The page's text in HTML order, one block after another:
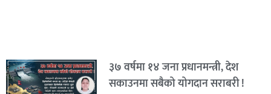
३७ वर्षमा १४ जना प्रधानमन्त्री, देश
सकाउनमा सबैको योगदान सराबरी !